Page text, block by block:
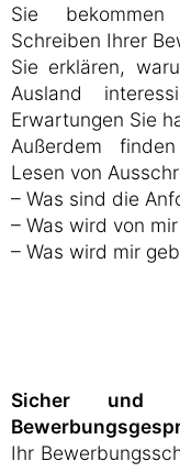
Sie
Schreiben Ihrer
Sie erklären,
Ausland
Erwartungen Sie
Außerdem
Lesen von
– Was sind die
– Was wird von
– Was wird mir
Sicher und
Ihr